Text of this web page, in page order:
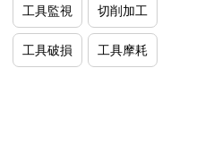
工具監視 切削加工
工具破損 工具摩耗